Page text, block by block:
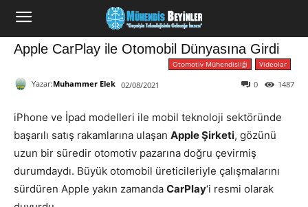
Apple CarPlay ile Otomobil Dünyasına Girdi
Otomotiv Mühendisliği Videolar
Yazar: Muhammer Elek 02/08/2021 1487
0
iPhone ve İpad modelleri ile mobil teknoloji sektöründe
başarılı satış rakamlarına ulaşan Apple Şirketi, gözünü
uzun bir süredir otomotiv pazarına doğru çevirmiş
durumdaydı. Büyük otomobil üreticileriyle çalışmalarını
sürdüren Apple yakın zamanda CarPlay‘i resmi olarak